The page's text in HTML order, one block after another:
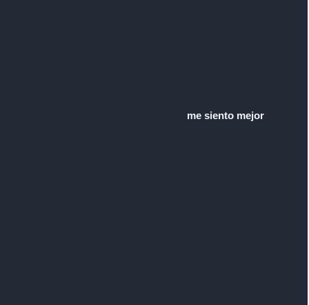
me siento mejor